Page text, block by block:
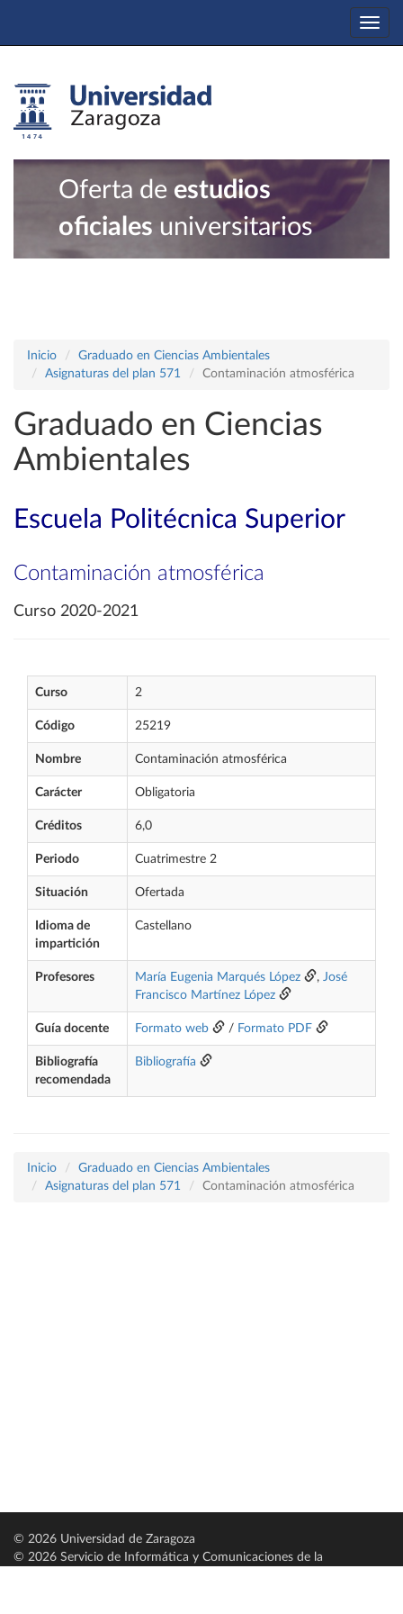
Oferta de estudios
oficiales universitarios
Inicio
Graduado en Ciencias Ambientales
Asignaturas del plan 571
Contaminación atmosférica
Graduado en Ciencias
Ambientales
Escuela Politécnica Superior
Contaminación atmosférica
Curso 2020-2021
Curso 2
Código 25219
Nombre Contaminación atmosférica
Carácter Obligatoria
Créditos 6,0
Periodo Cuatrimestre 2
Situación Ofertada
Idioma de
impartición
Castellano
Profesores María Eugenia Marqués López , José
Francisco Martínez López
Guía docente Formato web / Formato PDF
Bibliografía
recomendada
Bibliografía
Inicio
Graduado en Ciencias Ambientales
Asignaturas del plan 571
Contaminación atmosférica
© 2026 Universidad de Zaragoza
© 2026 Servicio de Informática y Comunicaciones de la